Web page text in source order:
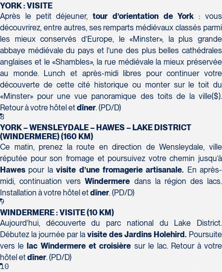
YORK : VISITE
Après le petit déjeuner,tour d’orientation de York : vous
découvrirez, entre autres, ses remparts médiévaux classés parmi
les mieux conservés d’Europe, le «Minster», la plus grande
abbaye médiévale du pays et l’une des plus belles cathédrales
anglaises et le «Shambles», la rue médiévale la mieux préservée
au monde. Lunch et après-midi libres pour continuer votre
découverte de cette cité historique ou monter sur le toit du
«Minster» pour une vue panoramique des toits de la ville($).
Retour à votre hôtel etdîner. (PD/D)
8
YORK – WENSLEYDALE – HAWES – LAKE DISTRICT
(WINDERMERE) (160 KM)
Ce matin, prenez la route en direction de Wensleydale, ville
réputée pour son fromage et poursuivez votre chemin jusqu’à
Hawes pour lavisite d’une fromagerie artisanale. En après-
midi, continuation versWindermere dans la région des lacs.
Installation à votre hôtel etdîner. (PD/D)
9
WINDERMERE : VISITE (10 KM)
Aujourd’hui, découverte du parc national du Lake District.
Débutez la journée par la visite des Jardins Holehird. Poursuite
vers le lac Windermere et croisière sur le lac. Retour à votre
hôtel etdîner. (PD/D)
10
Voyages Granby
157 rue Principale
Granby
J2G 2V5
Tél :450-372-3624 / 1-800-361-0447
Voyages Jean-Pierre
2152 Boulevard Lapinière - Suite 104
Brossard
J4W 1L9
Tél :450-671-6654 / 1-888-461-6654
Voyages Tourbec Lapointe
1000 Boulevard Monseigneur Langlois -
Local 150
Voyages Laurier du Vallon - Siège
social
2700 Boulevard Laurier - Édifice
Champlain, bureau 5000
Québec
G1V 4K5
Tél :418-653-1882 / 1-800-640-1882
Voyages Paradis
Québec
G2C 0M4
Tél :
418-659-6650